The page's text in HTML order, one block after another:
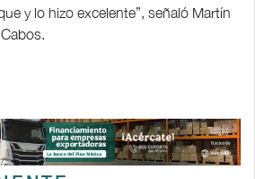
y lo hizo excelente”, señaló Martín